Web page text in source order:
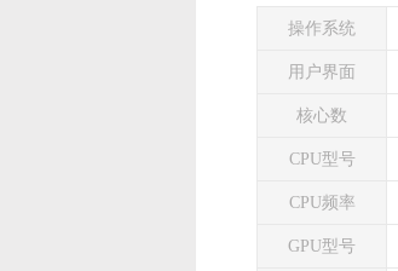
操作系统
用户界面
核心数
CPU型号
CPU频率
GPU型号